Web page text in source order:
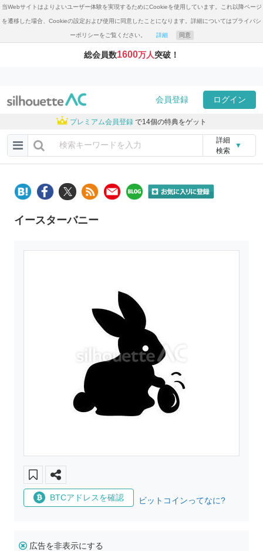
当Webサイトはよりよいユーザー体験を実現するためにCookieを使用しています。これ以降ページ
を遷移した場合、Cookieの設定および使用に同意したことになります。詳細についてはプライバシ
ーポリシーをご覧ください。 詳細 同意
総会員数1600万人突破！
会員登録 ログイン
プレミアム会員登録 で14個の特典をゲット
詳細
検索
▼
イースターバニー
BTCアドレスを確認 ビットコインってなに?
広告を非表示にする